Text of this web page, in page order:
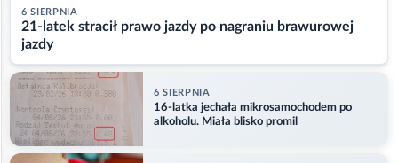
6 SIERPNIA
21-latek stracił prawo jazdy po nagraniu brawurowej
jazdy
6 SIERPNIA
16-latka jechała mikrosamochodem po
alkoholu. Miała blisko promil